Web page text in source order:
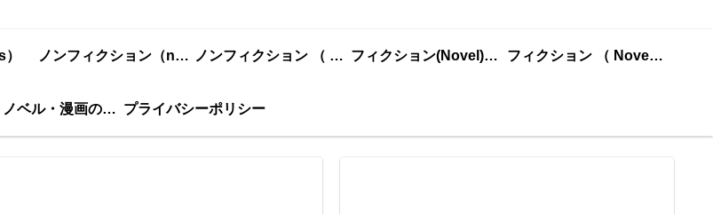
ノンフィクション（nonfiction）更新順 ノンフィクション （ nonfiction ） あいうえお順 フィクション(Novel)更新順 フィクション （ Novel ） あいうえお順
ライトノベル・漫画の感想・ネタバレまとめ｜こもの読書感想 プライバシーポリシー